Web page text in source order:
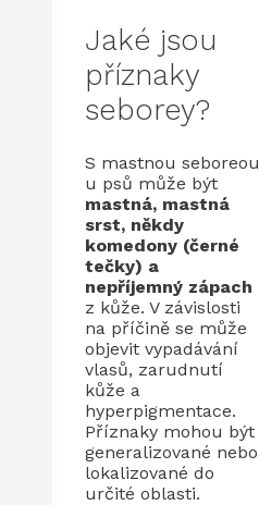
Jaké jsou
příznaky
seborey?
S mastnou seboreou
u psů může být
mastná, mastná
srst, někdy
komedony (černé
tečky) a
nepříjemný zápach
z kůže. V závislosti
na příčině se může
objevit vypadávání
vlasů, zarudnutí
kůže a
hyperpigmentace.
Příznaky mohou být
generalizované nebo
lokalizované do
určité oblasti.